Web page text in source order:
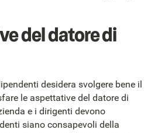
del datore di
desidera svolgere bene il
le aspettative del datore di
e i dirigenti devono
siano consapevoli della